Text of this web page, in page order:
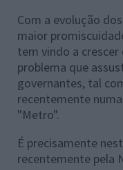
Com a evolução
maior
tem vindo a
problema que
governantes, tal
recentemente
"Metro".
É precisamente
recentemente pela